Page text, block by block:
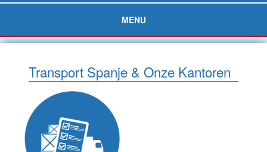
MENU
Transport Spanje & Onze Kantoren